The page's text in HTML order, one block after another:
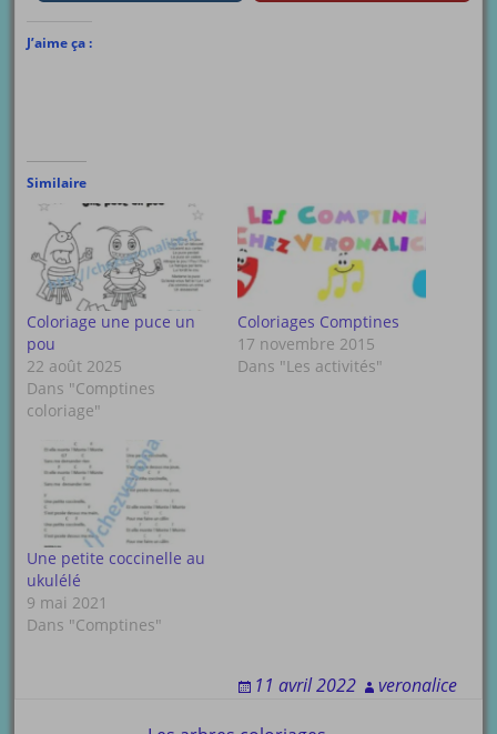
J’aime ça :
Similaire
Coloriage une puce un
pou
22 août 2025
Dans "Comptines
coloriage"
Coloriages Comptines
17 novembre 2015
Dans "Les activités"
Une petite coccinelle au
ukulélé
9 mai 2021
Dans "Comptines"
11 avril 2022 veronalice